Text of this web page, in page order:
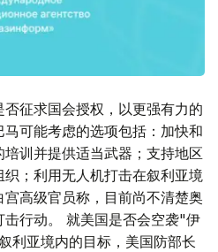
征求国会授权，以更强有力的
可能考虑的选项包括：加快和
训并提供适当武器；支持地区
；利用无人机打击在叙利亚境
高级官员称，目前尚不清楚奥
击行动。 就美国是否会空袭"伊
利亚境内的目标，美国防部长